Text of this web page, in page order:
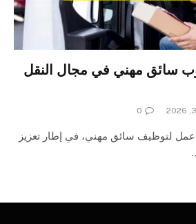
مهني في مجال النقل
0
لتوظيف سائق مهني، في إطار تعزيز